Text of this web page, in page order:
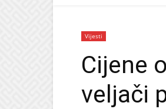
Vijesti
Cijene
veljači